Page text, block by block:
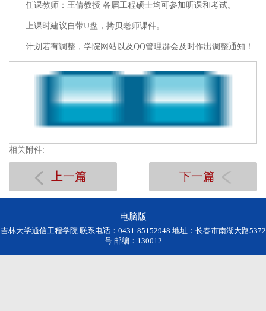
任课教师：王倩教授 各届工程硕士均可参加听课和考试。
上课时建议自带U盘，拷贝老师课件。
计划若有调整，学院网站以及QQ管理群会及时作出调整通知！
相关附件:
上一篇 下一篇
电脑版
吉林大学通信工程学院 联系电话：0431-85152948 地址：长春市南湖大路5372
号 邮编：130012